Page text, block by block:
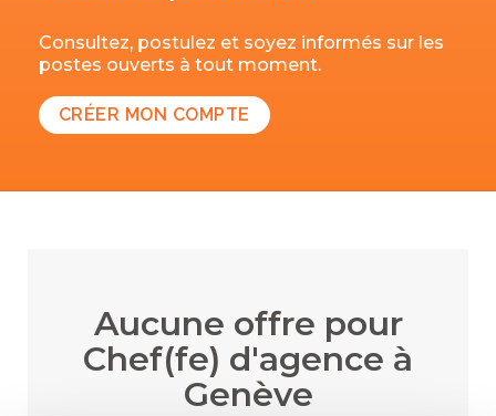
Consultez, postulez et soyez informés sur les
postes ouverts à tout moment.
CRÉER MON COMPTE
Aucune offre pour
Chef(fe) d'agence à
Genève